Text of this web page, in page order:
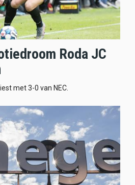
Roda JC
met 3-0 van NEC.